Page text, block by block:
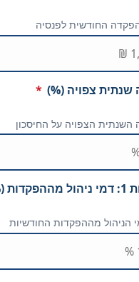
החודשית לפנסיה
צפויה (%) *
הצפויה על החיסכון
(%)
הניהול מההפקדות החודשיות